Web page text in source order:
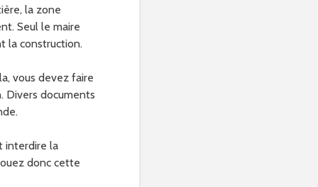
la zone
Seul le maire
la construction.
vous devez faire
Divers documents
interdire la
donc cette